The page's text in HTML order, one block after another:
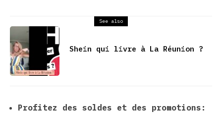
See also
Shein qui livre à La Réunion ?
Profitez des soldes et des promotions: